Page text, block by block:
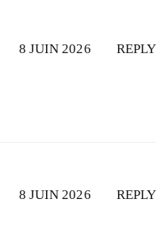
REPLY
8 JUIN 2026
REPLY
8 JUIN 2026